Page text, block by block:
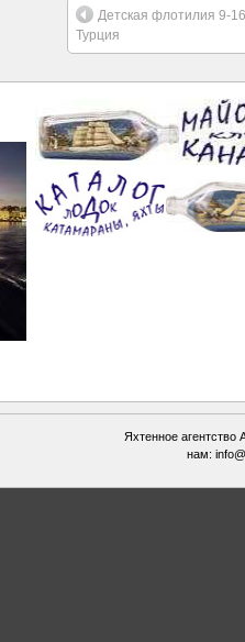
Детская флотилия 9-
Турция
Яхтенное
нам: